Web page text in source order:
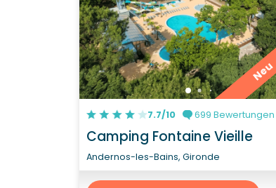
Neu
7.7/10 699 Bewertungen
Camping Fontaine Vieille
Andernos-les-Bains, Gironde